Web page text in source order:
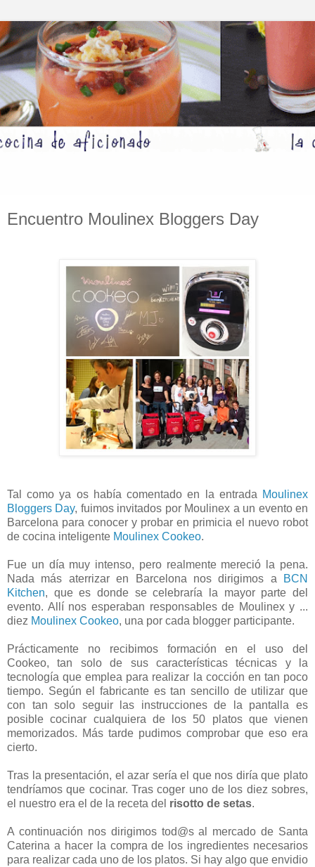
Encuentro Moulinex Bloggers Day
Tal como ya os había comentado en la entrada Moulinex
Bloggers Day, fuimos invitados por Moulinex a un evento en
Barcelona para conocer y probar en primicia el nuevo robot
de cocina inteligente Moulinex Cookeo.
Fue un día muy intenso, pero realmente mereció la pena.
Nada más aterrizar en Barcelona nos dirigimos a
BCN
Kitchen, que es donde se celebraría la mayor parte del
evento. Allí nos esperaban responsables de Moulinex y ...
diez Moulinex Cookeo, una por cada blogger participante.
Prácticamente no recibimos formación en el uso del
Cookeo, tan solo de sus características técnicas y la
tecnología que emplea para realizar la cocción en tan poco
tiempo. Según el fabricante es tan sencillo de utilizar que
con tan solo seguir las instrucciones de la pantalla es
posible cocinar cualquiera de los 50 platos que vienen
memorizados. Más tarde pudimos comprobar que eso era
cierto.
Tras la presentación, el azar sería el que nos diría que plato
tendríamos que cocinar. Tras coger uno de los diez sobres,
el nuestro era el de la receta del risotto de setas.
A continuación nos dirigimos tod@s al mercado de Santa
Caterina a hacer la compra de los ingredientes necesarios
para realizar cada uno de los platos. Si hay algo que envidio